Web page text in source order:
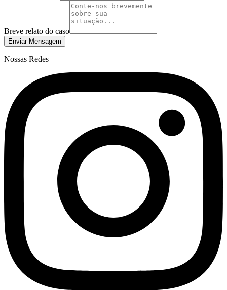
Breve relato do caso
Enviar Mensagem
Nossas Redes